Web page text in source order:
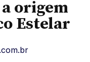
origem
Estelar